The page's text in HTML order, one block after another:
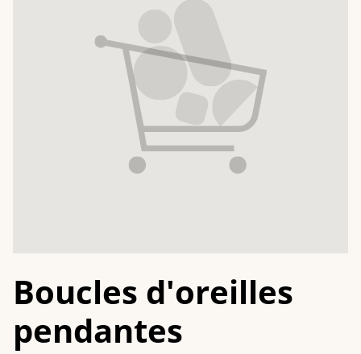
Boucles d'oreilles
pendantes